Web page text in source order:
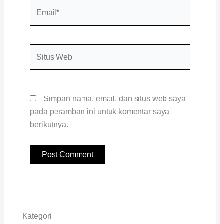
Simpan nama, email, dan situs web saya
pada peramban ini untuk komentar saya
berikutnya.
Kategori